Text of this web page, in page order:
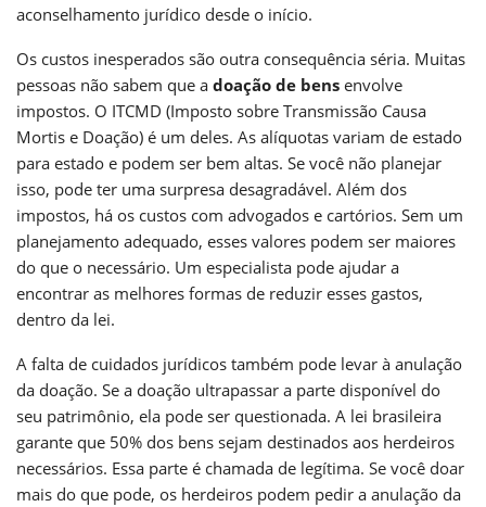
aconselhamento jurídico desde o início.
Os custos inesperados são outra consequência séria. Muitas
pessoas não sabem que a doação de bens envolve
impostos. O ITCMD (Imposto sobre Transmissão Causa
Mortis e Doação) é um deles. As alíquotas variam de estado
para estado e podem ser bem altas. Se você não planejar
isso, pode ter uma surpresa desagradável. Além dos
impostos, há os custos com advogados e cartórios. Sem um
planejamento adequado, esses valores podem ser maiores
do que o necessário. Um especialista pode ajudar a
encontrar as melhores formas de reduzir esses gastos,
dentro da lei.
A falta de cuidados jurídicos também pode levar à anulação
da doação. Se a doação ultrapassar a parte disponível do
seu patrimônio, ela pode ser questionada. A lei brasileira
garante que 50% dos bens sejam destinados aos herdeiros
necessários. Essa parte é chamada de legítima. Se você doar
mais do que pode, os herdeiros podem pedir a anulação da